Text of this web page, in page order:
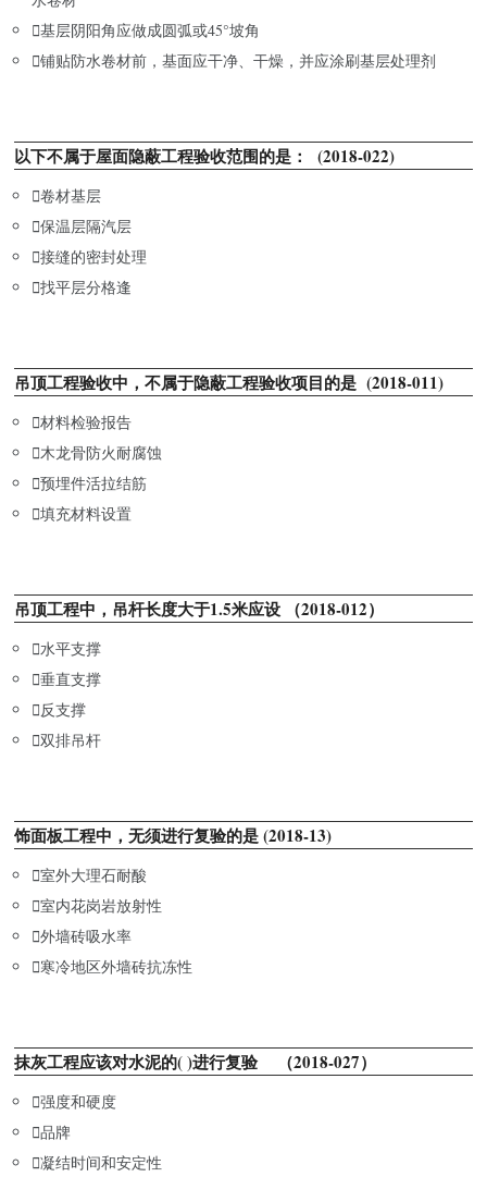
基层阴阳角应做成圆弧或45°坡角
铺贴防水卷材前，基面应干净、干燥，并应涂刷基层处理剂
以下不属于屋面隐蔽工程验收范围的是： (2018-022)
卷材基层
保温层隔汽层
接缝的密封处理
找平层分格逢
吊顶工程验收中，不属于隐蔽工程验收项目的是 (2018-011)
材料检验报告
木龙骨防火耐腐蚀
预埋件活拉结筋
填充材料设置
吊顶工程中，吊杆长度大于1.5米应设 （2018-012）
水平支撑
垂直支撑
反支撑
双排吊杆
饰面板工程中，无须进行复验的是 (2018-13)
室外大理石耐酸
室内花岗岩放射性
外墙砖吸水率
寒冷地区外墙砖抗冻性
抹灰工程应该对水泥的( )进行复验 （2018-027）
强度和硬度
品牌
凝结时间和安定性